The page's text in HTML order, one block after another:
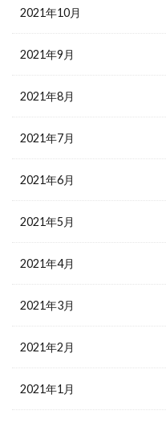
2021年10月
2021年9月
2021年8月
2021年7月
2021年6月
2021年5月
2021年4月
2021年3月
2021年2月
2021年1月